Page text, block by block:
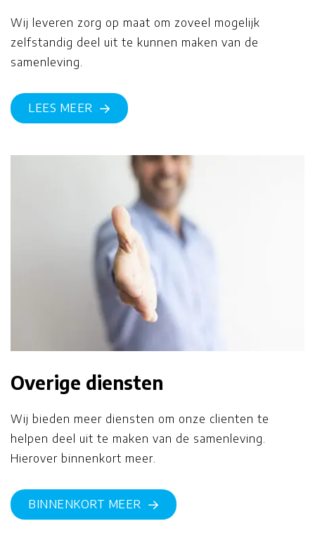
Wij leveren zorg op maat om zoveel mogelijk
zelfstandig deel uit te kunnen maken van de
samenleving.
LEES MEER
Overige diensten
Wij bieden meer diensten om onze clienten te
helpen deel uit te maken van de samenleving.
Hierover binnenkort meer.
BINNENKORT MEER